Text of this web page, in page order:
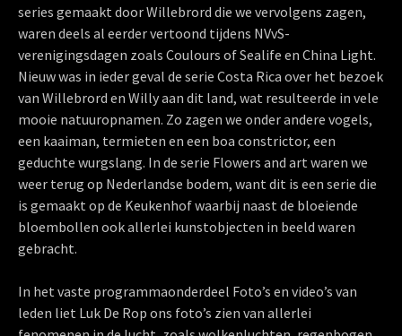
series gemaakt door Willebrord die we vervolgens zagen,
waren deels al eerder vertoond tijdens NVvS-
verenigingsdagen zoals Coulours of Sealife en China Light.
Nieuw was in ieder geval de serie Costa Rica over het bezoek
van Willebrord en Willy aan dit land, wat resulteerde in vele
mooie natuuropnamen. Zo zagen we onder andere vogels,
een kaaiman, termieten en een boa constrictor, een
geduchte wurgslang. In de serie Flowers and art waren we
weer terug op Nederlandse bodem, want dit is een serie die
is gemaakt op de Keukenhof waarbij naast de bloeiende
bloembollen ook allerlei kunstobjecten in beeld waren
gebracht.
In het vaste programmaonderdeel Foto’s en video’s van
leden liet Luk De Rop ons foto’s zien van allerlei